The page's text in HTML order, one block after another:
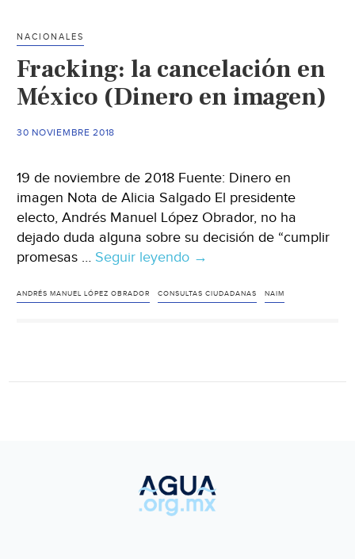
planta
termoeléctrica
Morelos
(El
Puebla)
NACIONALES
Fracking: la cancelación en
México (Dinero en imagen)
30 NOVIEMBRE 2018
19 de noviembre de 2018 Fuente: Dinero en
imagen Nota de Alicia Salgado El presidente
electo, Andrés Manuel López Obrador, no ha
dejado duda alguna sobre su decisión de “cumplir
promesas … Seguir leyendo Fracking:
cancelación
→
ANDRÉS MANUEL LÓPEZ OBRADOR CONSULTAS CIUDADANAS NAIM